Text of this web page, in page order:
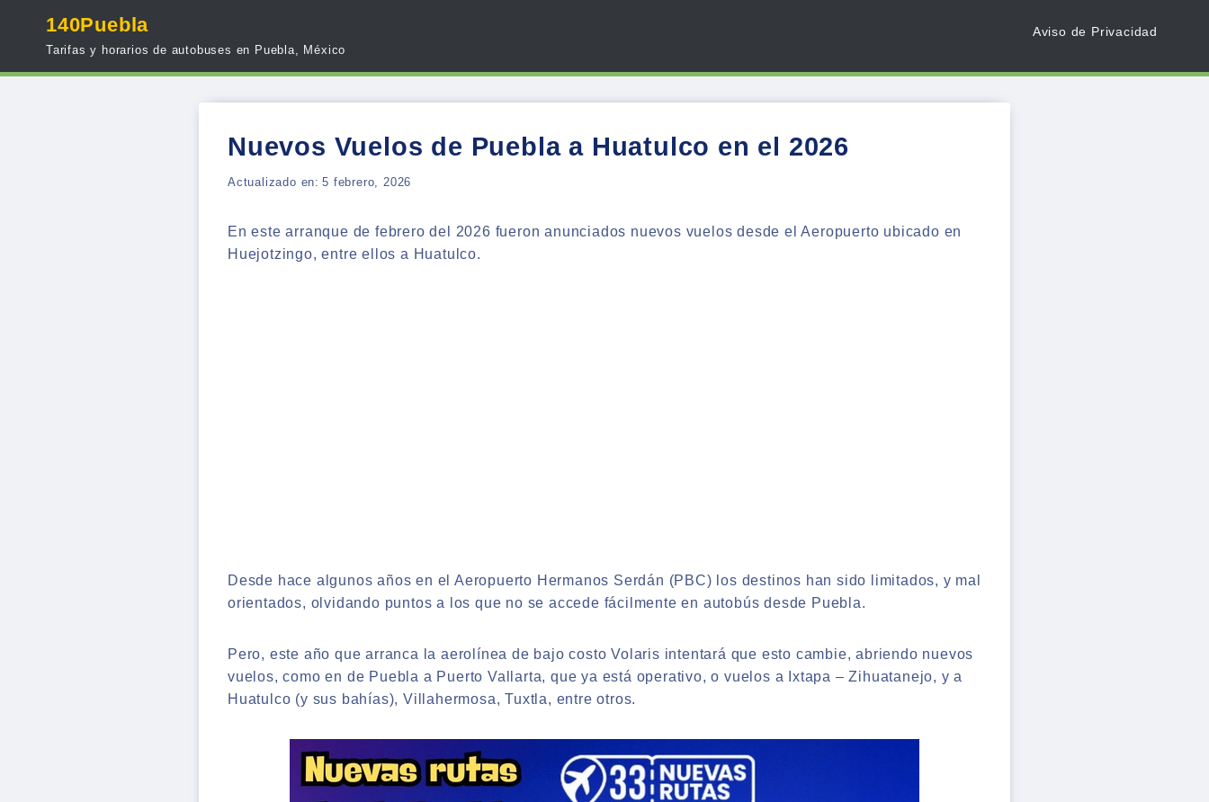
content
140Puebla
Tarifas y horarios de autobuses en Puebla, México
Aviso de Privacidad
Nuevos Vuelos de Puebla a Huatulco en el 2026
Actualizado en: 5 febrero, 2026
En este arranque de febrero del 2026 fueron anunciados nuevos vuelos desde el Aeropuerto ubicado en
Huejotzingo, entre ellos a Huatulco.
Desde hace algunos años en el Aeropuerto Hermanos Serdán (PBC) los destinos han sido limitados, y mal
orientados, olvidando puntos a los que no se accede fácilmente en autobús desde Puebla.
Pero, este año que arranca la aerolínea de bajo costo Volaris intentará que esto cambie, abriendo nuevos
vuelos, como en de Puebla a Puerto Vallarta, que ya está operativo, o vuelos a Ixtapa – Zihuatanejo, y a
Huatulco (y sus bahías), Villahermosa, Tuxtla, entre otros.